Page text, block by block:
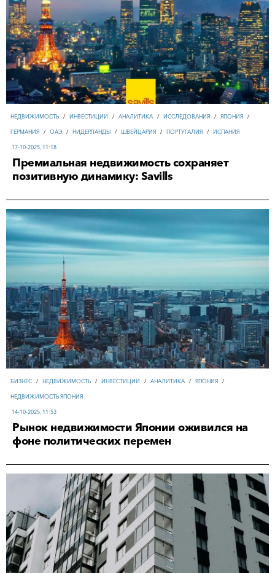
НЕДВИЖИМОСТЬ / ИНВЕСТИЦИИ / АНАЛИТИКА / ИССЛЕДОВАНИЯ / ЯПОНИЯ /
ГЕРМАНИЯ / ОАЭ / НИДЕРЛАНДЫ / ШВЕЙЦАРИЯ / ПОРТУГАЛИЯ / ИСПАНИЯ
17-10-2025, 11:18
Премиальная недвижимость сохраняет
позитивную динамику: Savills
БИЗНЕС / НЕДВИЖИМОСТЬ / ИНВЕСТИЦИИ / АНАЛИТИКА / ЯПОНИЯ /
НЕДВИЖИМОСТЬ ЯПОНИЯ
14-10-2025, 11:53
Рынок недвижимости Японии оживился на
фоне политических перемен